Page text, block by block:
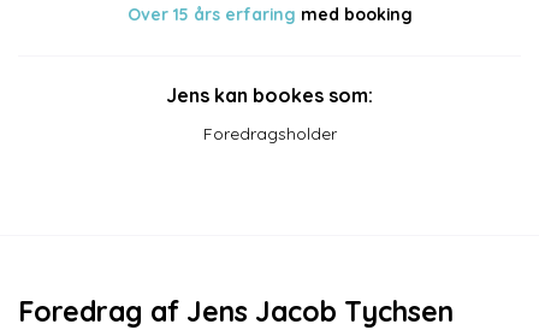
Over 15 års erfaring med booking
Jens kan bookes som:
Foredragsholder
Foredrag af Jens Jacob Tychsen